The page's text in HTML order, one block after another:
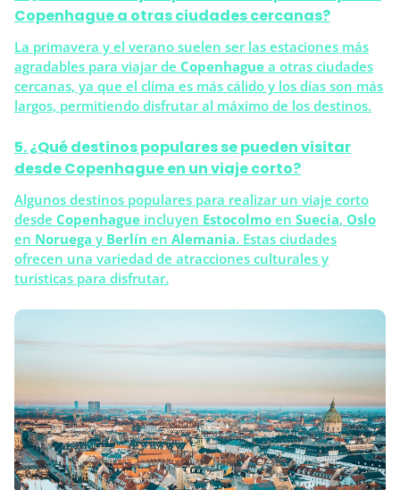
Copenhague a otras ciudades cercanas?
La primavera y el verano suelen ser las estaciones más
agradables para viajar de Copenhague a otras ciudades
cercanas, ya que el clima es más cálido y los días son más
largos, permitiendo disfrutar al máximo de los destinos.
5. ¿Qué destinos populares se pueden visitar
desde Copenhague en un viaje corto?
Algunos destinos populares para realizar un viaje corto
desde Copenhague incluyen Estocolmo en Suecia, Oslo
en Noruega y Berlín en Alemania. Estas ciudades
ofrecen una variedad de atracciones culturales y
turísticas para disfrutar.